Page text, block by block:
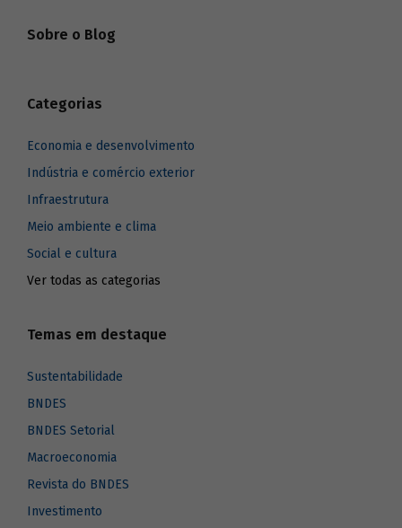
Sobre o Blog
Categorias
Economia e desenvolvimento
Indústria e comércio exterior
Infraestrutura
Meio ambiente e clima
Social e cultura
Ver todas as categorias
Temas em destaque
Sustentabilidade
BNDES
BNDES Setorial
Macroeconomia
Revista do BNDES
Investimento